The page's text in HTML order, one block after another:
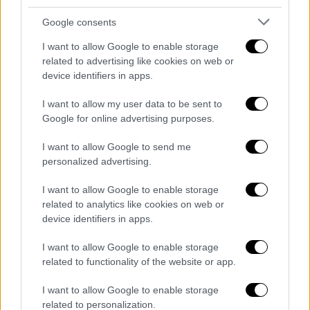
Google consents
I want to allow Google to enable storage
related to advertising like cookies on web or
device identifiers in apps.
I want to allow my user data to be sent to
Google for online advertising purposes.
I want to allow Google to send me
personalized advertising.
I want to allow Google to enable storage
related to analytics like cookies on web or
device identifiers in apps.
I want to allow Google to enable storage
related to functionality of the website or app.
I want to allow Google to enable storage
related to personalization.
στοιχείων.
Το FBI τόνισε ότι η επίθεση ήταν
στοχευμένηεναντίον του Κερκ και δεν
υπήρξε απειλή για άλλους. «Έχουμε την
ταχύτητα για να βρεθεί και να δοθούν
απαντήσεις για τα κίνητρά του», δήλωσε ο
Ρόμπερτ Κολς, διευκρινίζοντας ότι η τοπική
κοινωνία δεν κινδυνεύει.
video